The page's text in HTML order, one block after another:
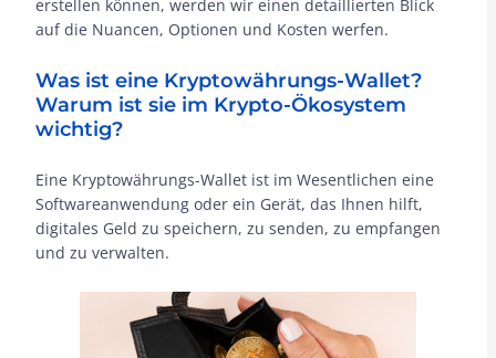
erstellen können, werden wir einen detaillierten Blick
auf die Nuancen, Optionen und Kosten werfen.
Was ist eine Kryptowährungs-Wallet?
Warum ist sie im Krypto-Ökosystem
wichtig?
Eine Kryptowährungs-Wallet ist im Wesentlichen eine
Softwareanwendung oder ein Gerät, das Ihnen hilft,
digitales Geld zu speichern, zu senden, zu empfangen
und zu verwalten.